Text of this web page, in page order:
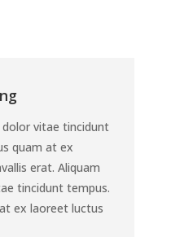
vitae tincidunt
quam at ex
erat. Aliquam
tincidunt tempus.
ex laoreet luctus